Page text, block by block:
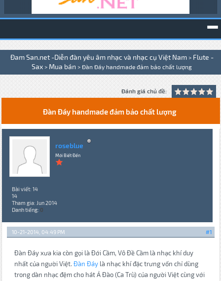
Đam San.net -Diễn đàn yêu âm nhạc và nhạc cụ Việt Nam > Flute -
Sax > Mua bán > Đàn Đáy handmade đảm bảo chất lượng
Đánh giá chủ đề:
Đàn Đáy handmade đảm bảo chất lượng
roseblue
Mới Biết Đến
Bài viết: 14
14
Tham gia: Jun 2014
Danh tiếng: 0
#1
10-21-2014, 04:49 PM
Đàn Đáy xưa kia còn gọi là Đới Cầm, Vô Đề Cầm là nhạc khí duy
nhất của người Việt. Đàn Đáylà nhạc khí đặc trưng vốn chỉ dùng
trong dàn nhạc đệm cho hát Ả Đào (Ca Trù) của người Việt cùng với